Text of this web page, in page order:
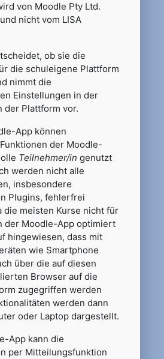
von Moodle Pty Ltd.
nicht vom LISA
ob sie die
die schuleigene Plattform
nimmt die
Einstellungen in der
der Plattform vor.
App können
der Moodle-
Teilnehmer/in genutzt
werden nicht alle
insbesondere
Plugins, fehlerfrei
die meisten Kurse nicht für
der Moodle-App optimiert
hingewiesen, dass mit
wie Smartphone
über die auf diesen
Browser auf die
zugegriffen werden
werden dann
oder Laptop dargestellt.
App kann die
per Mitteilungsfunktion